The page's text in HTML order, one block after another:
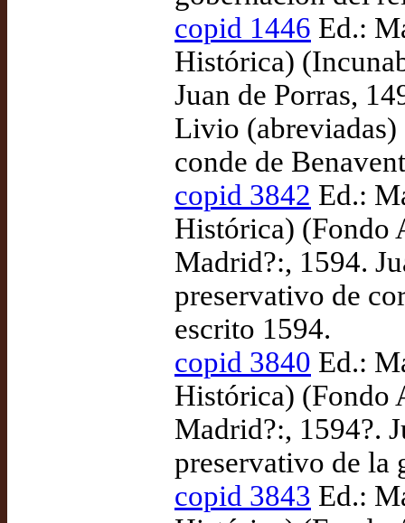
copid 1446 Ed.:
Histórica)
Juan de Porras,
Livio
conde de
copid 3842 Ed.:
Histórica) (Fondo
Madrid?:, 1594.
preservativo de
escrito 1594.
copid 3840 Ed.:
Histórica) (Fondo
Madrid?:, 1594?.
preservativo de la
copid 3843 Ed.: